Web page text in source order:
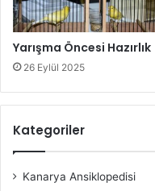
Yarışma Öncesi Hazırlık
26 Eylül 2025
Kategoriler
Kanarya Ansiklopedisi